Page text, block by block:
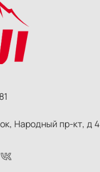
Народный пр-кт, д 4